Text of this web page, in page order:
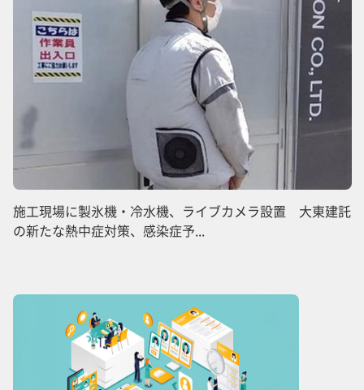
施工現場に製氷機・冷水機、ライブカメラ設置 大東建託
の新たな熱中症対策、感染症予...